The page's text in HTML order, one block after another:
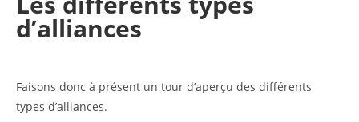
d’alliances
Faisons donc à présent un tour d’aperçu des différents
types d’alliances.